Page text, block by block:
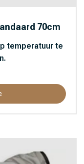
70cm
temperatuur te